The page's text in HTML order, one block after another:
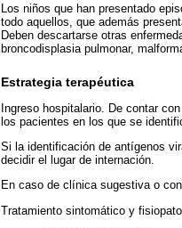
Los niños que han presentado
todo aquellos, que además
Deben descartarse otras
broncodisplasia pulmonar,
Estrategia terapéutica
Ingreso hospitalario. De contar
los pacientes en los que se
Si la identificación de antígenos
decidir el lugar de internación.
En caso de clínica sugestiva o
Tratamiento sintomático y